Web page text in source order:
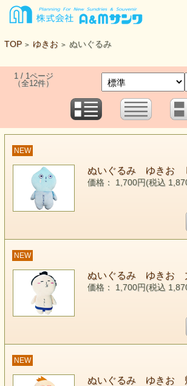
TOP > ゆきお > ぬいぐるみ
1 / 1ページ
（全12件）
NEW
ぬいぐるみ ゆきお
価格： 1,700円(税込
NEW
ぬいぐるみ ゆきお
価格： 1,700円(税込
NEW
ぬいぐるみ ゆきお